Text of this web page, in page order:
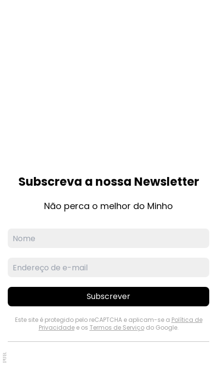
Subscreva a nossa Newsletter
Não perca o melhor do Minho
Subscrever
Este site é protegido pelo reCAPTCHA e aplicam-se a Política de
Privacidadee os Termos de Serviçodo Google.
PUB.